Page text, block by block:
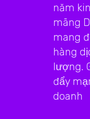
năm
mãng
mang
hàng
lượng.
đẩy
doanh